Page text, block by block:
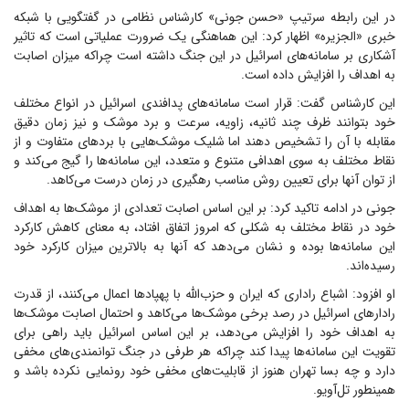
در این رابطه سرتیپ «حسن جونی» کارشناس نظامی در گفتگویی با شبکه
خبری «الجزیره» اظهار کرد: این هماهنگی یک ضرورت عملیاتی است که تاثیر
آشکاری بر سامانه‌های اسرائیل در این جنگ داشته است چراکه میزان اصابت
به اهداف را افزایش داده است.
این کارشناس گفت: قرار است سامانه‌های پدافندی اسرائیل در انواع مختلف
خود بتوانند ظرف چند ثانیه، زاویه، سرعت و برد موشک و نیز زمان دقیق
مقابله با آن را تشخیص دهند اما شلیک موشک‌هایی با بردهای متفاوت و از
نقاط مختلف به سوی اهدافی متنوع و متعدد، این سامانه‌ها را گیج می‌کند و
از توان آنها برای تعیین روش مناسب رهگیری در زمان درست می‌کاهد.
جونی در ادامه تاکید کرد: بر این اساس اصابت تعدادی از موشک‌ها به اهداف
خود در نقاط مختلف به شکلی که امروز اتفاق افتاد، به معنای کاهش کارکرد
این سامانه‌ها بوده و نشان می‌دهد که آنها به بالاترین میزان کارکرد خود
رسیده‌اند.
او افزود: اشباع راداری که ایران و حزب‌الله با پهپادها اعمال می‌کنند، از قدرت
رادارهای اسرائیل در رصد برخی موشک‌ها می‌کاهد و احتمال اصابت موشک‌ها
به اهداف خود را افزایش می‌دهد، بر این اساس اسرائیل باید راهی برای
تقویت این سامانه‌ها پیدا کند چراکه هر طرفی در جنگ توانمندی‌های مخفی
دارد و چه بسا تهران هنوز از قابلیت‌های مخفی خود رونمایی نکرده باشد و
همینطور تل‌آویو.